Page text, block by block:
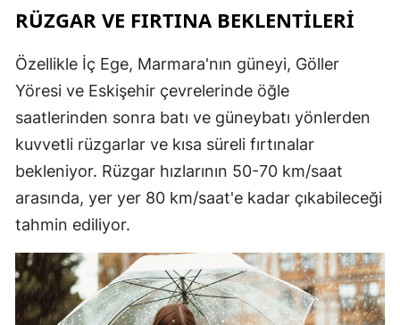
RÜZGAR VE FIRTINA BEKLENTILERI
Özellikle İç Ege, Marmara'nın güneyi, Göller
Yöresi ve Eskişehir çevrelerinde öğle
saatlerinden sonra batı ve güneybatı yönlerden
kuvvetli rüzgarlar ve kısa süreli fırtınalar
bekleniyor. Rüzgar hızlarının 50-70 km/saat
arasında, yer yer 80 km/saat'e kadar çıkabileceği
tahmin ediliyor.